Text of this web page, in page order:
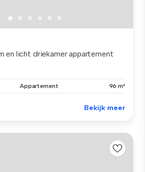
en licht driekamer appartement
Appartement 96 m²
Bekijk meer